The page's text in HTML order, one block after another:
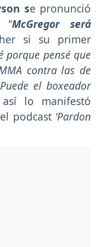
se pronunció
"McGregor será
si su primer
porque pensé que
contra las de
el boxeador
lo manifestó
podcast ‘Pardon